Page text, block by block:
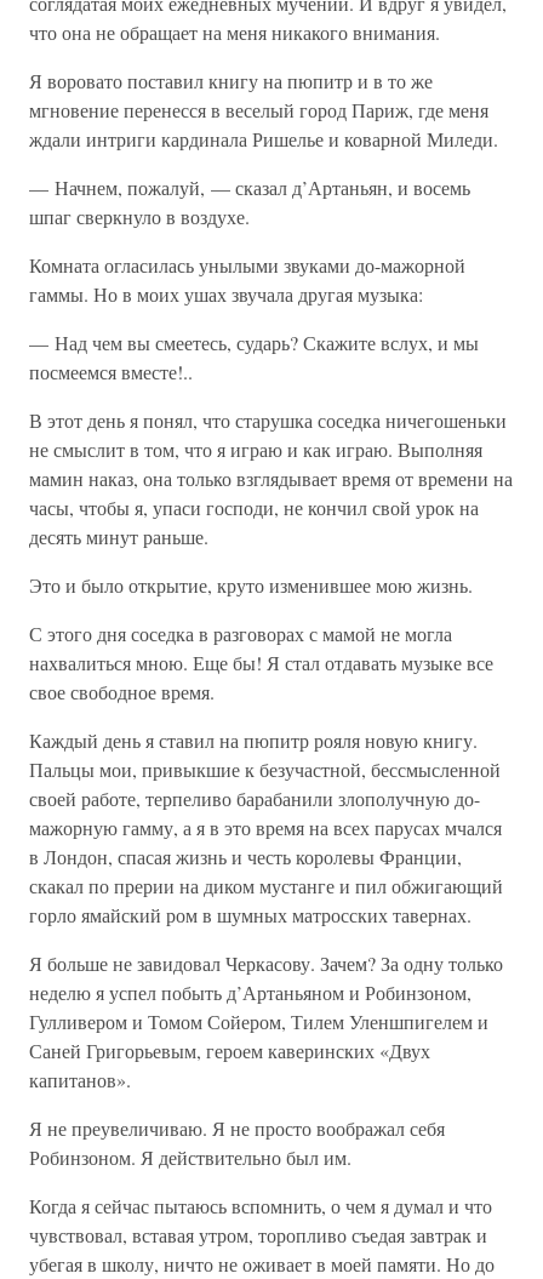
что она не обращает на меня никакого внимания.
Я воровато поставил книгу на пюпитр и в то же
мгновение перенесся в веселый город Париж, где меня
ждали интриги кардинала Ришелье и коварной Миледи.
— Начнем, пожалуй, — сказал д’Артаньян, и восемь
шпаг сверкнуло в воздухе.
Комната огласилась унылыми звуками до-мажорной
гаммы. Но в моих ушах звучала другая музыка:
— Над чем вы смеетесь, сударь? Скажите вслух, и мы
посмеемся вместе!..
В этот день я понял, что старушка соседка ничегошеньки
не смыслит в том, что я играю и как играю. Выполняя
мамин наказ, она только взглядывает время от времени на
часы, чтобы я, упаси господи, не кончил свой урок на
десять минут раньше.
Это и было открытие, круто изменившее мою жизнь.
С этого дня соседка в разговорах с мамой не могла
нахвалиться мною. Еще бы! Я стал отдавать музыке все
свое свободное время.
Каждый день я ставил на пюпитр рояля новую книгу.
Пальцы мои, привыкшие к безучастной, бессмысленной
своей работе, терпеливо барабанили злополучную до-
мажорную гамму, а я в это время на всех парусах мчался
в Лондон, спасая жизнь и честь королевы Франции,
скакал по прерии на диком мустанге и пил обжигающий
горло ямайский ром в шумных матросских тавернах.
Я больше не завидовал Черкасову. Зачем? За одну только
неделю я успел побыть д’Артаньяном и Робинзоном,
Гулливером и Томом Сойером, Тилем Уленшпигелем и
Саней Григорьевым, героем каверинских «Двух
капитанов».
Я не преувеличиваю. Я не просто воображал себя
Робинзоном. Я действительно был им.
Когда я сейчас пытаюсь вспомнить, о чем я думал и что
чувствовал, вставая утром, торопливо съедая завтрак и
убегая в школу, ничто не оживает в моей памяти. Но до